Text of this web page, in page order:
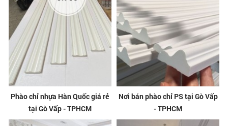
Phào chỉ nhựa Hàn Quốc giá rẻ
tại Gò Vấp - TPHCM
Nơi bán phào chỉ PS tại Gò Vấp
- TPHCM